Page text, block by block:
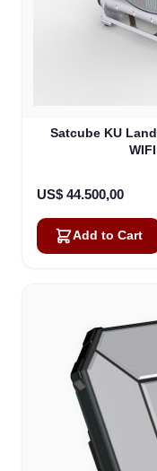
Satcube KU
US$ 44.500,00
Add to Cart